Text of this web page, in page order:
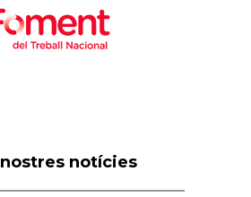
notícies